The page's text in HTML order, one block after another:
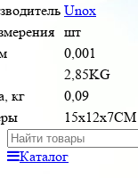
Unox
шт
0,001
2,85KG
кг
0,09
15x12x7CM
Каталог